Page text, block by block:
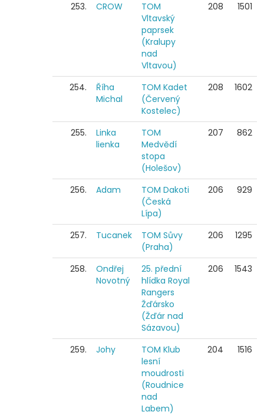
253. CROW
TOM
Vltavský
paprsek
(Kralupy
nad
Vltavou)
208 1501
254.
Říha
Michal
TOM Kadet
(Červený
Kostelec)
208 1602
255.
Linka
lienka
TOM
Medvědí
stopa
(Holešov)
207 862
256. Adam
TOM Dakoti
(Česká
Lípa)
206 929
257. Tucanek
TOM Sůvy
(Praha)
206 1295
258.
Ondřej
Novotný
25. přední
hlídka Royal
Rangers
Žďársko
(Žďár nad
Sázavou)
206 1543
259. Johy
TOM Klub
lesní
moudrosti
(Roudnice
nad
Labem)
204 1516